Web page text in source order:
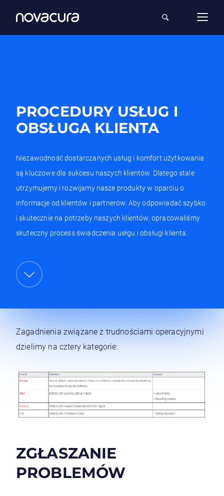
PROCEDURY USŁUG I
OBSŁUGA KLIENTA
Niezawodność dostarczanych usług i komfort użytkowania
są kluczowe dla sukcesu naszych klientów. Dlatego stale
utrzymujemy i rozwijamy nasze produkty w oparciu o
informacje od klientów i partnerów. Aby odpowiadać szybko
i skutecznie na potrzeby naszych klientów, opracowaliśmy
skuteczny process świadczenia usłgu i obsługi klienta.
Zagadnienia związane z trudnościami operacyjnymi
dzielimy na cztery kategorie:
ZGŁASZANIE
PROBLEMÓW